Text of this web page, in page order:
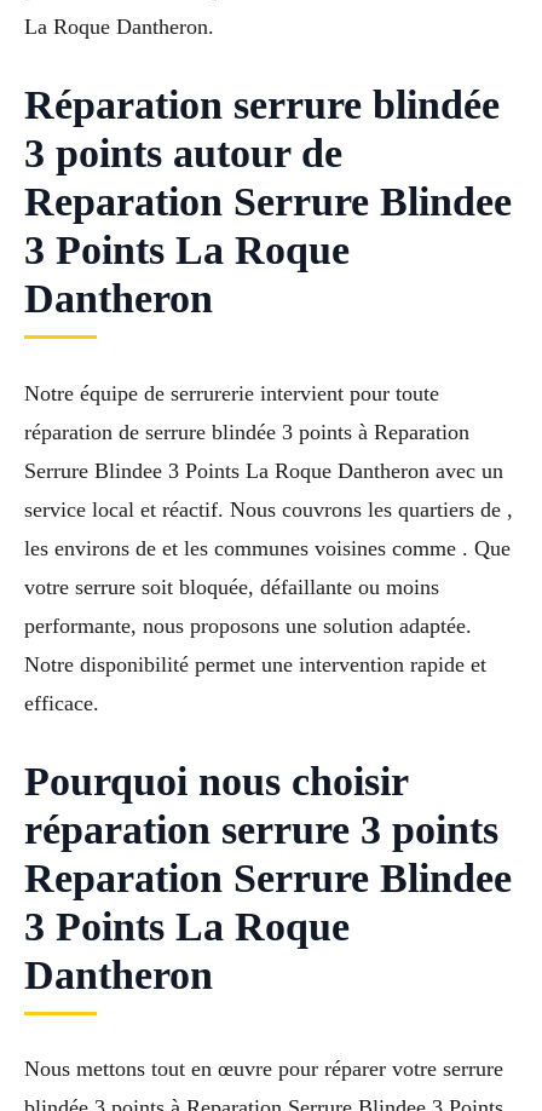
La Roque Dantheron.
Réparation serrure blindée
3 points autour de
Reparation Serrure Blindee
3 Points La Roque
Dantheron
Notre équipe de serrurerie intervient pour toute
réparation de serrure blindée 3 points à Reparation
Serrure Blindee 3 Points La Roque Dantheron avec un
service local et réactif. Nous couvrons les quartiers de ,
les environs de et les communes voisines comme . Que
votre serrure soit bloquée, défaillante ou moins
performante, nous proposons une solution adaptée.
Notre disponibilité permet une intervention rapide et
efficace.
Pourquoi nous choisir
réparation serrure 3 points
Reparation Serrure Blindee
3 Points La Roque
Dantheron
Nous mettons tout en œuvre pour réparer votre serrure